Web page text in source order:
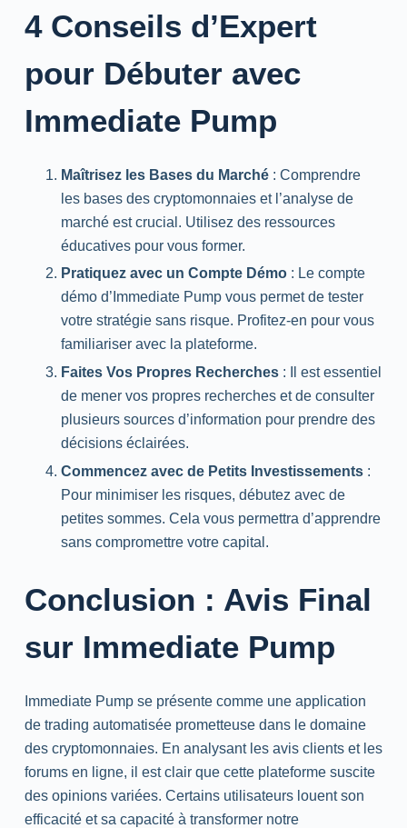
4 Conseils d’Expert
pour Débuter avec
Immediate Pump
Maîtrisez les Bases du Marché: Comprendre
les bases des cryptomonnaies et l’analyse de
marché est crucial. Utilisez des ressources
éducatives pour vous former.
Pratiquez avec un Compte Démo: Le compte
démo d’Immediate Pump vous permet de tester
votre stratégie sans risque. Profitez-en pour vous
familiariser avec la plateforme.
Faites Vos Propres Recherches: Il est essentiel
de mener vos propres recherches et de consulter
plusieurs sources d’information pour prendre des
décisions éclairées.
Commencez avec de Petits Investissements:
Pour minimiser les risques, débutez avec de
petites sommes. Cela vous permettra d’apprendre
sans compromettre votre capital.
Conclusion : Avis Final
sur Immediate Pump
Immediate Pump se présente comme une application
de trading automatisée prometteuse dans le domaine
des cryptomonnaies. En analysant les avis clients et les
forums en ligne, il est clair que cette plateforme suscite
des opinions variées. Certains utilisateurs louent son
efficacité et sa capacité à transformer notre